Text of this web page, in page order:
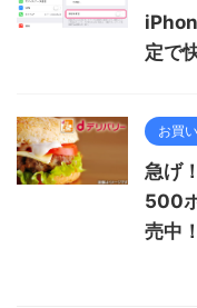
定で
お買
急げ
500
売中